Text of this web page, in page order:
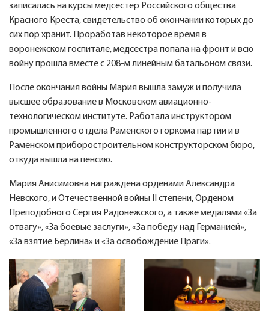
записалась на курсы медсестер Российского общества
Красного Креста, свидетельство об окончании которых до
сих пор хранит. Проработав некоторое время в
воронежском госпитале, медсестра попала на фронт и всю
войну прошла вместе с 208-м линейным батальоном связи.
После окончания войны Мария вышла замуж и получила
высшее образование в Московском авиационно-
технологическом институте. Работала инструктором
промышленного отдела Раменского горкома партии и в
Раменском приборостроительном конструкторском бюро,
откуда вышла на пенсию.
Мария Анисимовна награждена орденами Александра
Невского, и Отечественной войны II степени, Орденом
Преподобного Сергия Радонежского, а также медалями «За
отвагу», «За боевые заслуги», «За победу над Германией»,
«За взятие Берлина» и «За освобождение Праги».